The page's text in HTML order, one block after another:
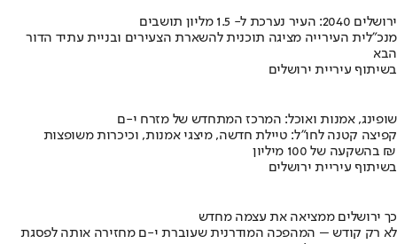
ירושלים 2040: העיר נערכת ל- 1.5 מליון תושבים
מנכ"לית העירייה מציגה תוכנית להשארת הצעירים ובניית עתיד הדור
הבא
בשיתוף עיריית ירושלים
שופינג, אמנות ואוכל: המרכז המתחדש של מזרח י-ם
קפיצה קטנה לחו"ל: טיילת חדשה, מיצגי אמנות, וכיכרות משופצות
בהשקעה של 100 מיליון ₪
בשיתוף עיריית ירושלים
כך ירושלים ממציאה את עצמה מחדש
לא רק קודש – המהפכה המודרנית שעוברת י-ם מחזירה אותה לפסגת